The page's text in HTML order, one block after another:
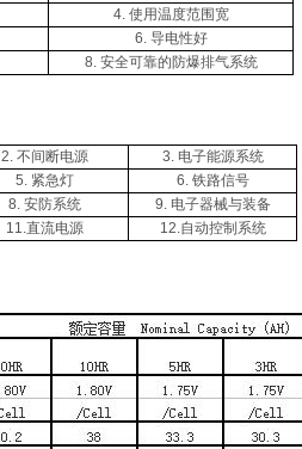
4. 使用温度范围宽
6. 导电性好
8. 安全可靠的防爆排气系统
2. 不间断电源 3. 电子能源系统
5. 紧急灯 6. 铁路信号
8. 安防系统 9. 电子器械与装备
11.直流电源 12.自动控制系统